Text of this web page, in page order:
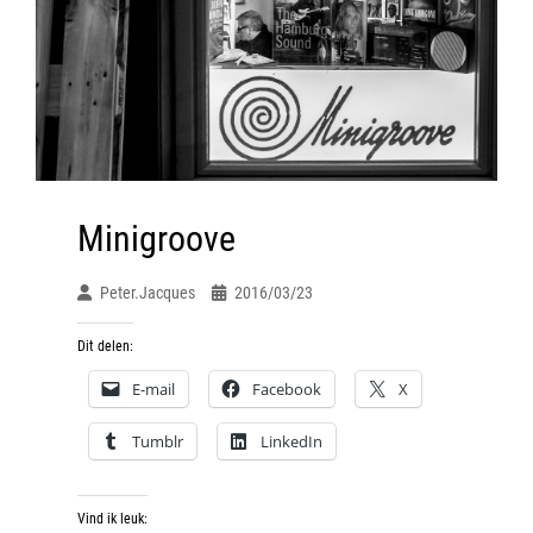
Minigroove
Peter.jacques 2016/03/23
Dit delen:
E-mail Facebook X
Tumblr LinkedIn
Vind ik leuk: